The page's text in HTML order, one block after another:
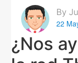
By
22
¿Nos